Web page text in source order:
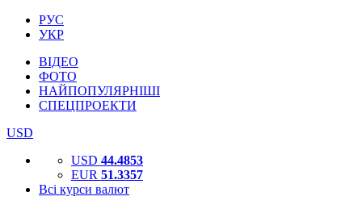
РУС
УКР
ВІДЕО
ФОТО
НАЙПОПУЛЯРНІШІ
СПЕЦПРОЕКТИ
USD
USD 44.4853
EUR 51.3357
Всі курси валют